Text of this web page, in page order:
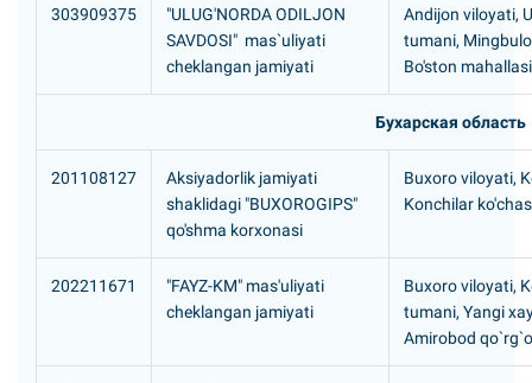
303909375
"ULUG'NORDA ODILJON
SAVDOSI" mas`uliyati
cheklangan jamiyati
Andijon viloyati,
tumani,
Bo'ston mahallasi
Бухарская область
201108127
Aksiyadorlik jamiyati
shaklidagi "BUXOROGIPS"
qo'shma korxonasi
Buxoro viloyati,
Konchilar
202211671
"FAYZ-KM" mas'uliyati
cheklangan jamiyati
Buxoro viloyati,
tumani, Yangi
Amirobod